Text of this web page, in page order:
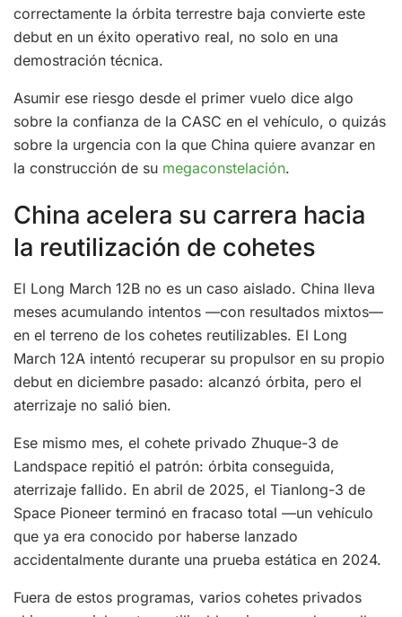
correctamente la órbita terrestre baja convierte este
debut en un éxito operativo real, no solo en una
demostración técnica.
Asumir ese riesgo desde el primer vuelo dice algo
sobre la confianza de la CASC en el vehículo, o quizás
sobre la urgencia con la que China quiere avanzar en
la construcción de su megaconstelación.
China acelera su carrera hacia
la reutilización de cohetes
El Long March 12B no es un caso aislado. China lleva
meses acumulando intentos —con resultados mixtos—
en el terreno de los cohetes reutilizables. El Long
March 12A intentó recuperar su propulsor en su propio
debut en diciembre pasado: alcanzó órbita, pero el
aterrizaje no salió bien.
Ese mismo mes, el cohete privado Zhuque-3 de
Landspace repitió el patrón: órbita conseguida,
aterrizaje fallido. En abril de 2025, el Tianlong-3 de
Space Pioneer terminó en fracaso total —un vehículo
que ya era conocido por haberse lanzado
accidentalmente durante una prueba estática en 2024.
Fuera de estos programas, varios cohetes privados